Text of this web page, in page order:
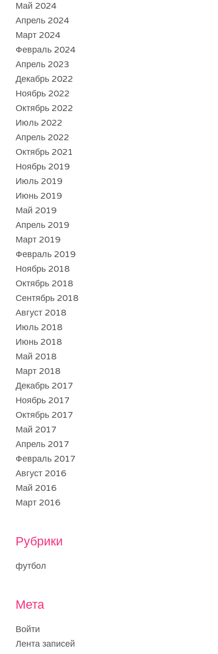
Май 2024
Апрель 2024
Март 2024
Февраль 2024
Апрель 2023
Декабрь 2022
Ноябрь 2022
Октябрь 2022
Июль 2022
Апрель 2022
Октябрь 2021
Ноябрь 2019
Июль 2019
Июнь 2019
Май 2019
Апрель 2019
Март 2019
Февраль 2019
Ноябрь 2018
Октябрь 2018
Сентябрь 2018
Август 2018
Июль 2018
Июнь 2018
Май 2018
Март 2018
Декабрь 2017
Ноябрь 2017
Октябрь 2017
Май 2017
Апрель 2017
Февраль 2017
Август 2016
Май 2016
Март 2016
Рубрики
футбол
Мета
Войти
Лента записей